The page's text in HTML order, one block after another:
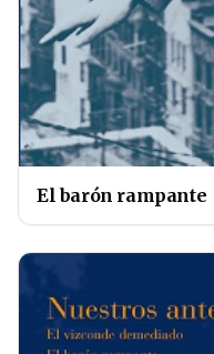
El barón rampante